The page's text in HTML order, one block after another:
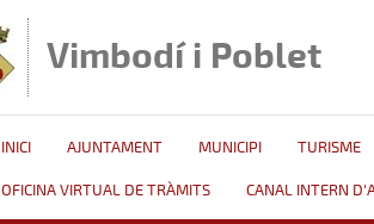
Vimbodí i Poblet
INICI AJUNTAMENT MUNICIPI TURISME
OFICINA VIRTUAL DE TRÀMITS CANAL INTERN